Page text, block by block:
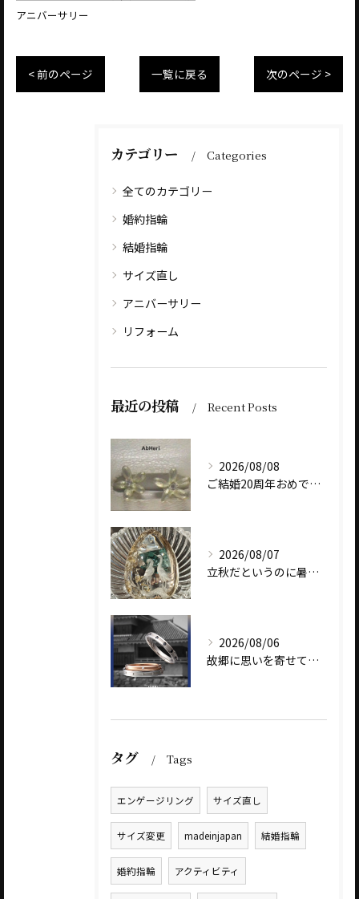
アニバーサリー
< 前のページ 一覧に戻る 次のページ >
カテゴリー Categories
全てのカテゴリー
婚約指輪
結婚指輪
サイズ直し
アニバーサリー
リフォーム
最近の投稿 Recent Posts
2026/08/08
ご結婚20周年おめでとうございます
2026/08/07
立秋だというのに暑いですね
2026/08/06
故郷に思いを寄せて～オリジナルブランド【Shinano(しな...
タグ Tags
エンゲージリング サイズ直し
サイズ変更 madeinjapan 結婚指輪
婚約指輪 アクティビティ